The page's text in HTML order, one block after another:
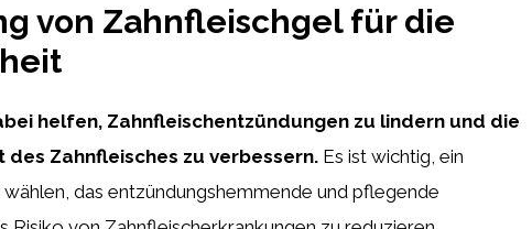
von Zahnfleischgel für die
helfen, Zahnfleischentzündungen zu lindern und die
Zahnfleisches zu verbessern. Es ist wichtig, ein
das entzündungshemmende und pflegende